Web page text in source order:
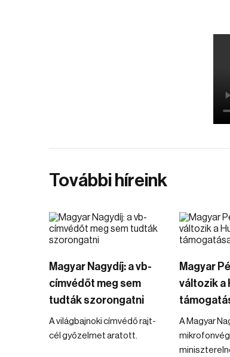
További híreink
Magyar Nagydíj: a vb-
címvédőt meg sem
tudták szorongatni
A világbajnoki címvédő rajt-
cél győzelmet aratott.
Magyar
változik a
A Magyar